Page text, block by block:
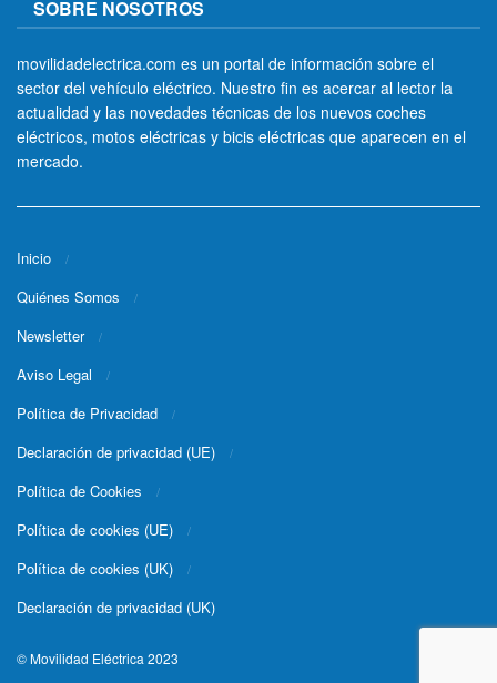
SOBRE NOSOTROS
movilidadelectrica.com es un portal de información sobre el
sector del vehículo eléctrico. Nuestro fin es acercar al lector la
actualidad y las novedades técnicas de los nuevos coches
eléctricos, motos eléctricas y bicis eléctricas que aparecen en el
mercado.
Inicio
Quiénes Somos
Newsletter
Aviso Legal
Política de Privacidad
Declaración de privacidad (UE)
Política de Cookies
Política de cookies (UE)
Política de cookies (UK)
Declaración de privacidad (UK)
© Movilidad Eléctrica 2023